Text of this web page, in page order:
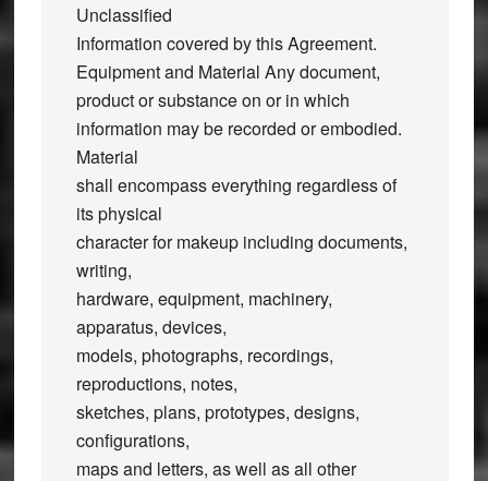
Unclassified
Information covered by this Agreement.
Equipment and Material Any document,
product or substance on or in which
information may be recorded or embodied.
Material
shall encompass everything regardless of
its physical
character for makeup including documents,
writing,
hardware, equipment, machinery,
apparatus, devices,
models, photographs, recordings,
reproductions, notes,
sketches, plans, prototypes, designs,
configurations,
maps and letters, as well as all other